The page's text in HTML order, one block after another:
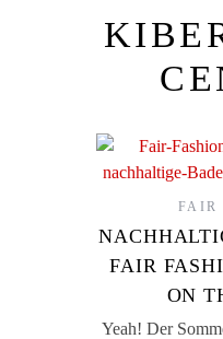
FAIR
FAIR
ON
Yeah! Der